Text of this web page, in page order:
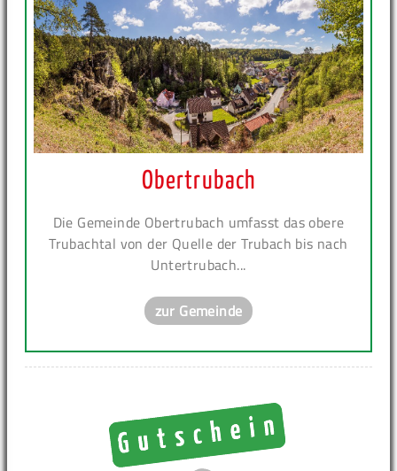
Obertrubach
Die Gemeinde Obertrubach umfasst das obere
Trubachtal von der Quelle der Trubach bis nach
Untertrubach...
zur Gemeinde